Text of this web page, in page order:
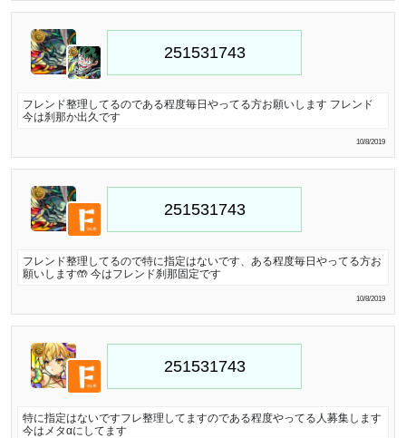
フレンド整理してるのである程度毎日やってる方お願いします フレンド
今は刹那か出久です
10/8/2019
フレンド整理してるので特に指定はないです、ある程度毎日やってる方お
願いします🤲 今はフレンド刹那固定です
10/8/2019
特に指定はないですフレ整理してますのである程度やってる人募集します
今はメタαにしてます